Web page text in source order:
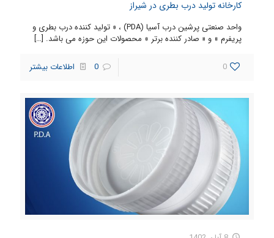
کارخانه تولید درب بطری در شیراز
واحد صنعتی پرشین درب آسیا (PDA) ، « تولید کننده درب بطری و
پریفرم » و « صادر کننده برتر » محصولات این حوزه می باشد. […]
0
0 اطلاعات بیشتر